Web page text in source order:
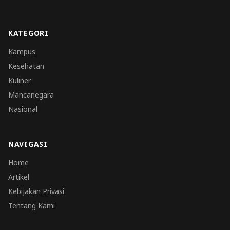
KATEGORI
Kampus
Kesehatan
Kuliner
Mancanegara
Nasional
NAVIGASI
Home
Artikel
Kebijakan Privasi
Tentang Kami